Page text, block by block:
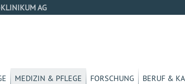
AG
MEDIZIN & PFLEGE FORSCHUNG BERUF &